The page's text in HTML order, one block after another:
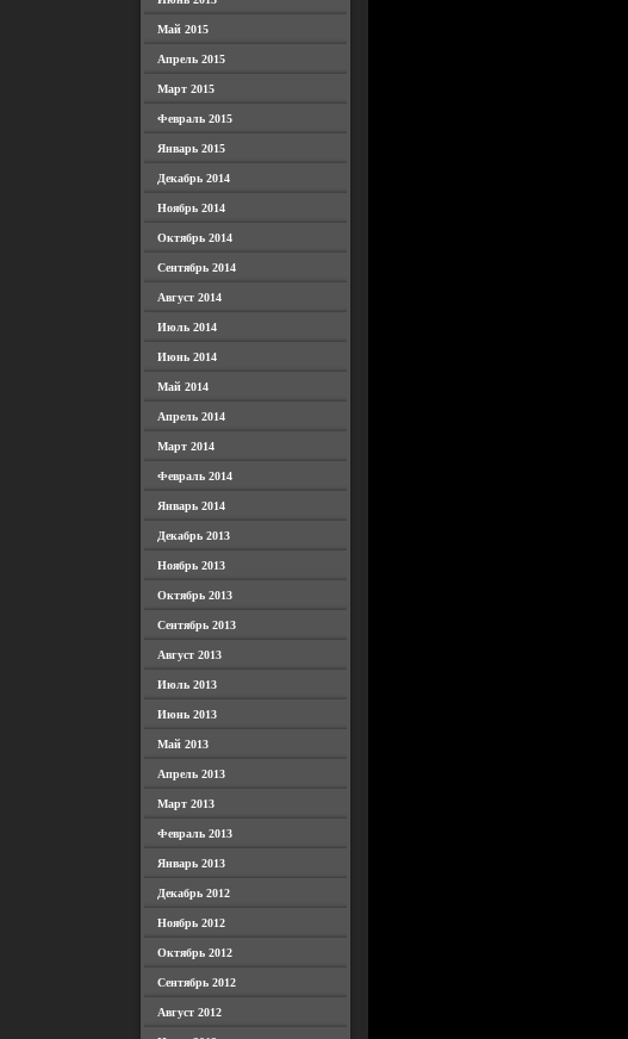
Май 2015
Апрель 2015
Март 2015
Февраль 2015
Январь 2015
Декабрь 2014
Ноябрь 2014
Октябрь 2014
Сентябрь 2014
Август 2014
Июль 2014
Июнь 2014
Май 2014
Апрель 2014
Март 2014
Февраль 2014
Январь 2014
Декабрь 2013
Ноябрь 2013
Октябрь 2013
Сентябрь 2013
Август 2013
Июль 2013
Июнь 2013
Май 2013
Апрель 2013
Март 2013
Февраль 2013
Январь 2013
Декабрь 2012
Ноябрь 2012
Октябрь 2012
Сентябрь 2012
Август 2012